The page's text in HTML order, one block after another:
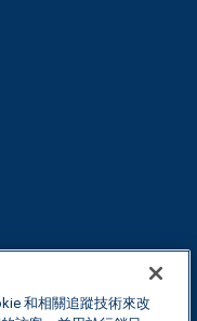
和相關追蹤技術來改